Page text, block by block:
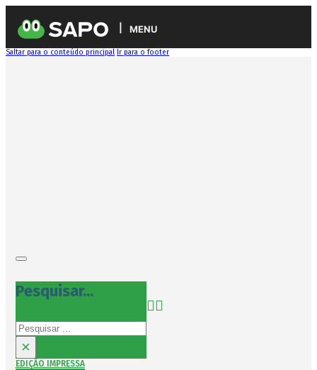
MENU
Saltar para o conteúdo principal Ir para o footer
Pesquisar...
Pesquisar
×
EDIÇÃO IMPRESSA